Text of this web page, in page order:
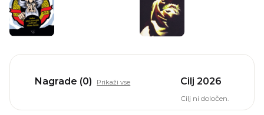
Nagrade (0) Prikaži vse Cilj 2026
Cilj ni določen.